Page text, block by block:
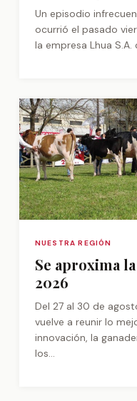
Un episodio
ocurrió el pasado
la empresa Lhua
NUESTRA REGIÓN
Se aproxima
2026
Del 27 al 30 de
vuelve a reunir lo
innovación, la
los...